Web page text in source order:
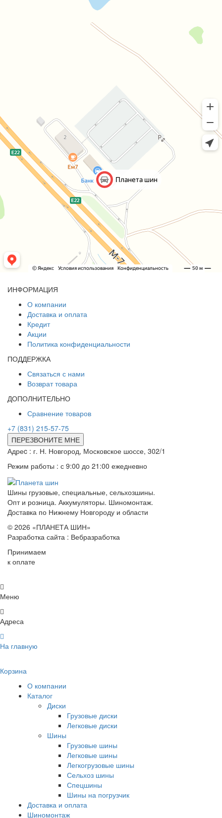
ИНФОРМАЦИЯ
О компании
Доставка и оплата
Кредит
Акции
Политика конфиденциальности
ПОДДЕРЖКА
Связаться с нами
Возврат товара
ДОПОЛНИТЕЛЬНО
Сравнение товаров
+7 (831) 215-57-75
ПЕРЕЗВОНИТЕ МНЕ
Адреc : г. Н. Новгород, Московское шоссе, 302/1
Режим работы : с 9:00 до 21:00 ежедневно
Шины грузовые, специальные, сельхозшины.
Опт и розница. Аккумуляторы. Шиномонтаж.
Доставка по Нижнему Новгороду и области
© 2026 «ПЛАНЕТА ШИН»
Разработка сайта : Вебразработка
Принимаем
к оплате
Меню
Адреса
На главную
Корзина
О компании
Каталог
Диски
Грузовые диски
Легковые диски
Шины
Грузовые шины
Легковые шины
Легкогрузовые шины
Сельхоз шины
Спецшины
Шины на погрузчик
Доставка и оплата
Шиномонтаж